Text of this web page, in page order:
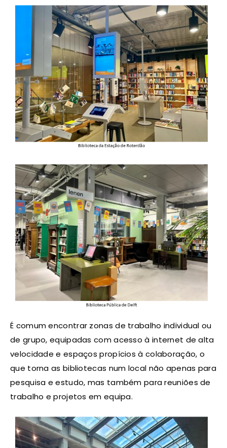
É comum encontrar zonas de trabalho individual ou
de grupo, equipadas com acesso à internet de alta
velocidade e espaços propícios à colaboração, o
que torna as bibliotecas num local não apenas para
pesquisa e estudo, mas também para reuniões de
trabalho e projetos em equipa.